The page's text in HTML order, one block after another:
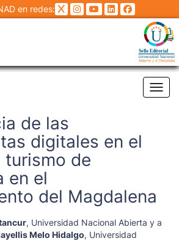
en redes:
de las
digitales en el
de
en el
del Magdalena
, Universidad Nacional Abierta y a
Melo Hidalgo, Universidad